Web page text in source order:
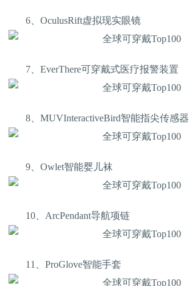
6、OculusRift虚拟现实眼镜
7、EverThere可穿戴式医疗报警装置
8、MUVInteractiveBird智能指尖传感器
9、Owlet智能婴儿袜
10、ArcPendant导航项链
11、ProGlove智能手套